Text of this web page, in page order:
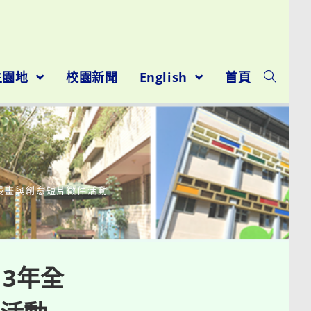
地 校園新聞 English 首頁
畫與創意短片徵件活動
年全